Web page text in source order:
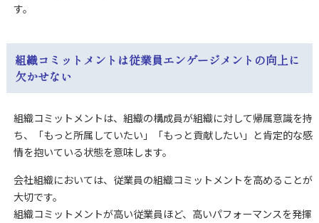
す。
組織コミットメントは従業員エンゲージメントの向上に
欠かせない
組織コミットメントは、組織の構成員が組織に対して帰属意識を持
ち、
「もっと所属していたい」「もっと貢献したい」と肯定的な感
情を抱いている状態を意味します。
会社組織においては、従業員の組織コミットメントを高めることが
大切です。
組織コミットメントが高い従業員ほど、高いパフォーマンスを発揮